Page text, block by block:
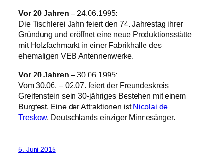
Vor 20 Jahren – 24.06.1995:
Die Tischlerei Jahn feiert den 74. Jahrestag ihrer
Gründung und eröffnet eine neue Produktionsstätte
mit Holzfachmarkt in einer Fabrikhalle des
ehemaligen VEB Antennenwerke.
Vor 20 Jahren – 30.06.1995:
Vom 30.06. – 02.07. feiert der Freundeskreis
Greifenstein sein 30-jähriges Bestehen mit einem
Burgfest. Eine der Attraktionen istNicolai de
Treskow, Deutschlands einziger Minnesänger.
5. Juni 2015